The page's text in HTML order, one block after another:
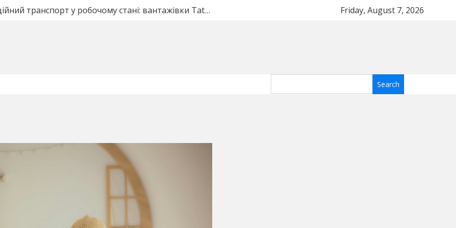
ворота под ключ в Полтаве: что входит в стоимость Топ-5 тканей для летнего платья: какие
Friday, August 7, 2026